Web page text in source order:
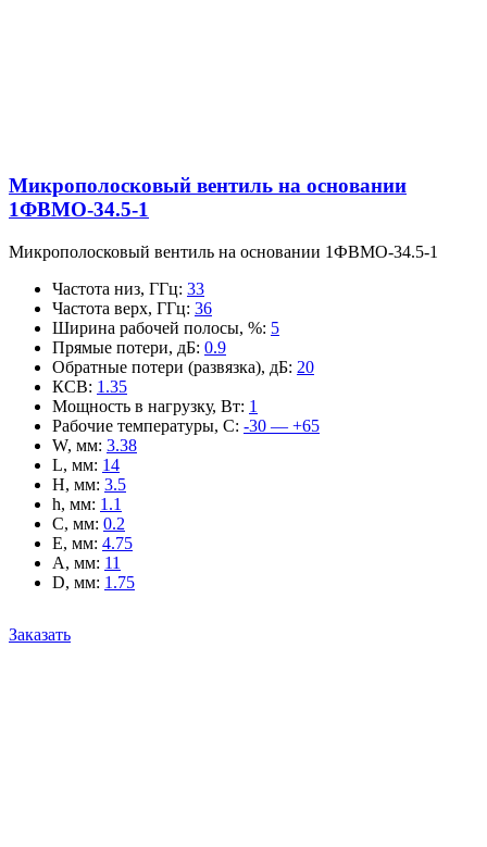
Микрополосковый вентиль на основании
1ФВМO-34.5-1
Микрополосковый вентиль на основании 1ФВМO-34.5-1
Частота низ, ГГц: 33
Частота верх, ГГц: 36
Ширина рабочей полосы, %: 5
Прямые потери, дБ: 0.9
Обратные потери (развязка), дБ: 20
КСВ: 1.35
Мощность в нагрузку, Вт: 1
Рабочие температуры, С: -30 — +65
W, мм: 3.38
L, мм: 14
H, мм: 3.5
h, мм: 1.1
C, мм: 0.2
E, мм: 4.75
A, мм: 11
D, мм: 1.75
Заказать